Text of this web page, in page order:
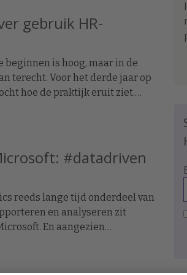
van HR-systemen,
van HR en het inrichten
vervolgstap, na reporting, is
om de business
gebruik HR-
beginnen is hoog, maar in de
terecht. Voor het derde jaar op
hoe de praktijk eruit ziet.
#datadriven
reeds lange tijd onderdeel van
en analyseren zit
En aangezien
ook dagelijks ca. 60